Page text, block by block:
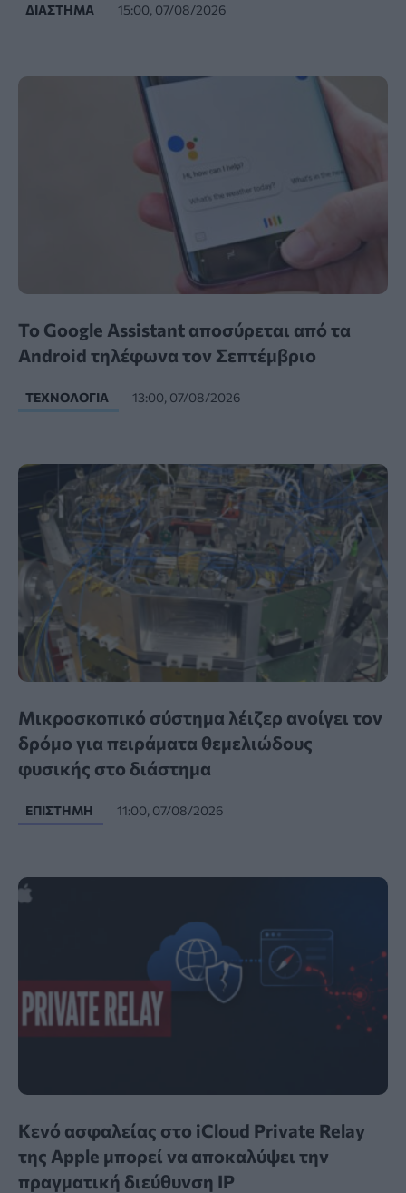
ΔΙΆΣΤΗΜΑ 15:00, 07/08/2026
Το Google Assistant αποσύρεται από τα
Android τηλέφωνα τον Σεπτέμβριο
ΤΕΧΝΟΛΟΓΊΑ 13:00, 07/08/2026
Μικροσκοπικό σύστημα λέιζερ ανοίγει τον
δρόμο για πειράματα θεμελιώδους
φυσικής στο διάστημα
ΕΠΙΣΤΉΜΗ 11:00, 07/08/2026
Κενό ασφαλείας στο iCloud Private Relay
της Apple μπορεί να αποκαλύψει την
πραγματική διεύθυνση IP